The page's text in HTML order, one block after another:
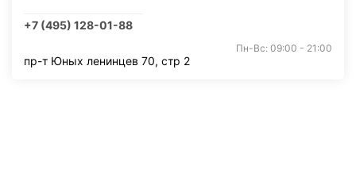
+7 (495) 128-01-88
Пн-Вс: 09:00 - 21:00
пр-т Юных ленинцев 70, стр 2